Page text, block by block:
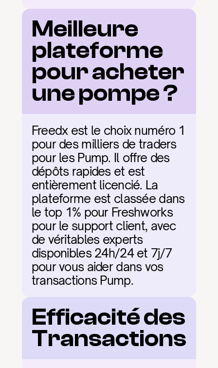
Meilleure
plateforme
pour acheter
une pompe ?
Freedx est le choix numéro 1
pour des milliers de traders
pour les Pump. Il offre des
dépôts rapides et est
entièrement licencié. La
plateforme est classée dans
le top 1% pour Freshworks
pour le support client, avec
de véritables experts
disponibles 24h/24 et 7j/7
pour vous aider dans vos
transactions Pump.
Efficacité des
Transactions